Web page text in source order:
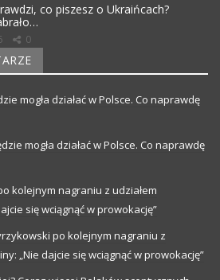
co piszesz o Ukraińcach?
0
mogła działać w Polsce. Co naprawdę
mogła działać w Polsce. Co naprawdę
kolejnym nagraniu z udziałem
się wciągnąć w prowokację”
po kolejnym nagraniu z
„Nie dajcie się wciągnąć w prowokację”